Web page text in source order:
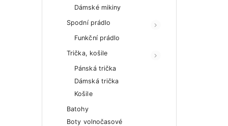
Dámské mikiny
Spodní prádlo
Funkční prádlo
Trička, košile
Pánská trička
Dámská trička
Košile
Batohy
Boty volnočasové